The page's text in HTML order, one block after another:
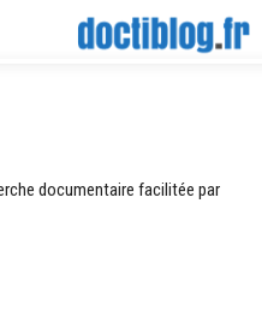
documentaire facilitée par